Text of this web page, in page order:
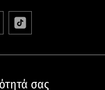
σας